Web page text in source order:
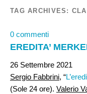
TAG ARCHIVES:
0 commenti
EREDITA’
26 Settembre 2021
Sergio Fabbrini, “
(Sole 24 ore). Valerio